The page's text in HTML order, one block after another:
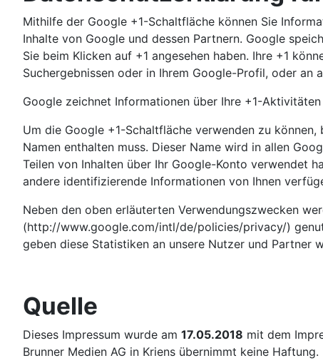
Mithilfe der Google +1-Schaltfläche können Sie
Inhalte von Google und dessen Partnern. Google
Sie beim Klicken auf +1 angesehen haben. Ihre +1
Suchergebnissen oder in Ihrem Google-Profil, oder an
Google zeichnet Informationen über Ihre +1-
Um die Google +1-Schaltfläche verwenden zu
Namen enthalten muss. Dieser Name wird in allen
Teilen von Inhalten über Ihr Google-Konto verwendet
andere identifizierende Informationen von Ihnen
Neben den oben erläuterten Verwendungszwecken
(http://www.google.com/intl/de/policies/privacy/)
geben diese Statistiken an unsere Nutzer und Partner
Quelle
Dieses Impressum wurde am 17.05.2018 mit dem
Brunner Medien AG in Kriens übernimmt keine Haftung.